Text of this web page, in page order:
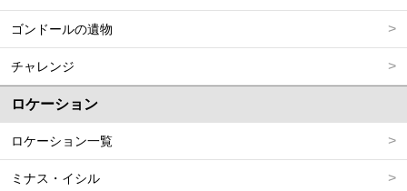
ゴンドールの遺物
チャレンジ
ロケーション
ロケーション一覧
ミナス・イシル